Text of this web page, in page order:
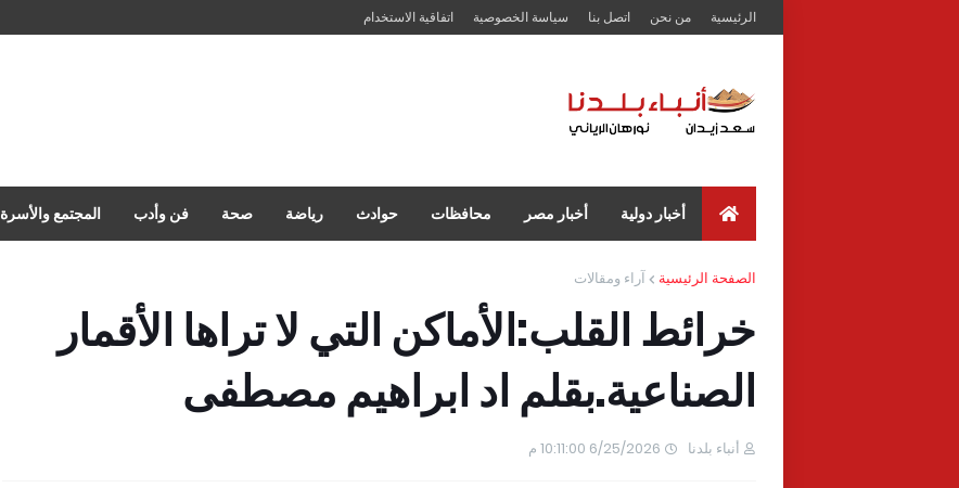
الرئيسية من نحن اتصل بنا سياسة الخصوصية اتفاقية الاستخدام
أخبار دولية أخبار مصر محافظات حوادث رياضة صحة فن وأدب المجتمع والأسرة
الصفحة الرئيسية آراء ومقالات
خرائط القلب:الأماكن التي لا تراها الأقمار
الصناعية.بقلم اد ابراهيم مصطفى
أنباء بلدنا 6/25/2026 10:11:00 م